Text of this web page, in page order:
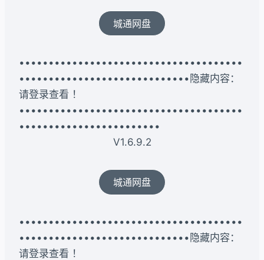
城通网盘
••••••••••••••••••••••••••••••••••••••
•••••••••••••••••••••••••••••隐藏内容：
请登录查看 ！
••••••••••••••••••••••••••••••••••••••
••••••••••••••••••••••••
V1.6.9.2
城通网盘
••••••••••••••••••••••••••••••••••••••
•••••••••••••••••••••••••••••隐藏内容：
请登录查看 ！